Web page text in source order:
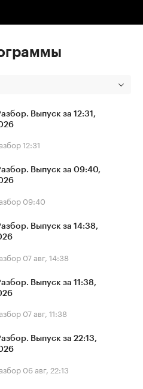
Выпуск за 12:31,
12:31
Выпуск за 09:40,
09:40
Выпуск за 14:38,
07 авг, 14:38
Выпуск за 11:38,
07 авг, 11:38
Выпуск за 22:13,
06 авг, 22:13